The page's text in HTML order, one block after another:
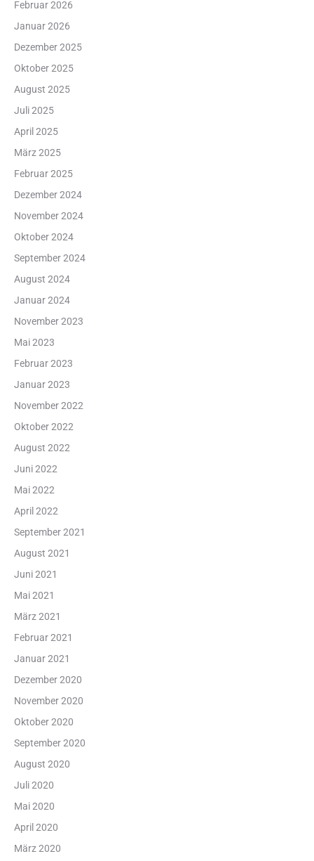
Februar 2026
Januar 2026
Dezember 2025
Oktober 2025
August 2025
Juli 2025
April 2025
März 2025
Februar 2025
Dezember 2024
November 2024
Oktober 2024
September 2024
August 2024
Januar 2024
November 2023
Mai 2023
Februar 2023
Januar 2023
November 2022
Oktober 2022
August 2022
Juni 2022
Mai 2022
April 2022
September 2021
August 2021
Juni 2021
Mai 2021
März 2021
Februar 2021
Januar 2021
Dezember 2020
November 2020
Oktober 2020
September 2020
August 2020
Juli 2020
Mai 2020
April 2020
März 2020